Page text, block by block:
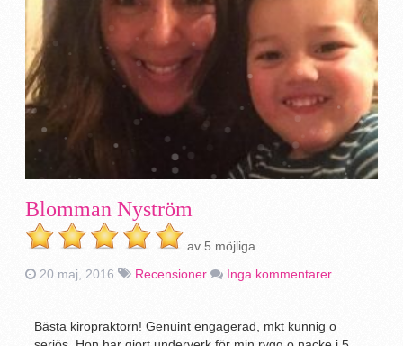
Blomman Nyström
av 5 möjliga
20 maj, 2016
Recensioner Inga kommentarer
Bästa kiropraktorn! Genuint engagerad, mkt kunnig o